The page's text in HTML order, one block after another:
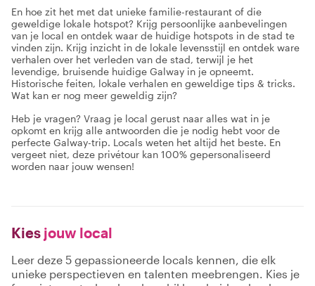
En hoe zit het met dat unieke familie-restaurant of die
geweldige lokale hotspot? Krijg persoonlijke aanbevelingen
van je local en ontdek waar de huidige hotspots in de stad te
vinden zijn. Krijg inzicht in de lokale levensstijl en ontdek ware
verhalen over het verleden van de stad, terwijl je het
levendige, bruisende huidige Galway in je opneemt.
Historische feiten, lokale verhalen en geweldige tips & tricks.
Wat kan er nog meer geweldig zijn?
Heb je vragen? Vraag je local gerust naar alles wat in je
opkomt en krijg alle antwoorden die je nodig hebt voor de
perfecte Galway-trip. Locals weten het altijd het beste. En
vergeet niet, deze privétour kan 100% gepersonaliseerd
worden naar jouw wensen!
Kies jouw local
Leer deze 5 gepassioneerde locals kennen, die elk
unieke perspectieven en talenten meebrengen. Kies je